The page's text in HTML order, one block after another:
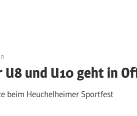
U8 und U10 geht in
beim Heuchelheimer Sportfest